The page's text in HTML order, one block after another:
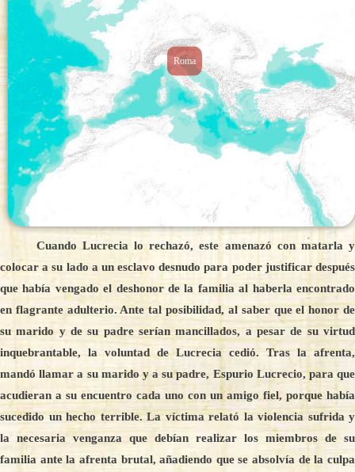
Roma
Cuando Lucrecia lo rechazó, este amenazó con matarla y
colocar a su lado a un esclavo desnudo para poder justificar después
que había vengado el deshonor de la familia al haberla encontrado
en flagrante adulterio. Ante tal posibilidad, al saber que el honor de
su marido y de su padre serían mancillados, a pesar de su virtud
inquebrantable, la voluntad de Lucrecia cedió. Tras la afrenta,
mandó llamar a su marido y a su padre, Espurio Lucrecio, para que
acudieran a su encuentro cada uno con un amigo fiel, porque había
sucedido un hecho terrible. La víctima relató la violencia sufrida y
la necesaria venganza que debían realizar los miembros de su
familia ante la afrenta brutal, añadiendo que se absolvía de la culpa